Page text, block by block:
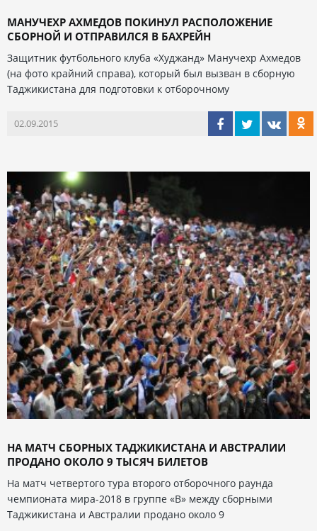
МАНУЧЕХР АХМЕДОВ ПОКИНУЛ РАСПОЛОЖЕНИЕ
СБОРНОЙ И ОТПРАВИЛСЯ В БАХРЕЙН
Защитник футбольного клуба «Худжанд» Манучехр Ахмедов
(на фото крайний справа), который был вызван в сборную
Таджикистана для подготовки к отборочному
02.09.2015
НА МАТЧ СБОРНЫХ ТАДЖИКИСТАНА И АВСТРАЛИИ
ПРОДАНО ОКОЛО 9 ТЫСЯЧ БИЛЕТОВ
На матч четвертого тура второго отборочного раунда
чемпионата мира-2018 в группе «В» между сборными
Таджикистана и Австралии продано около 9